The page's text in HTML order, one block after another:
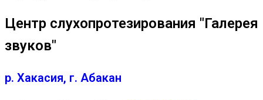
Центр слухопротезирования "Галерея
звуков"
р. Хакасия, г. Абакан